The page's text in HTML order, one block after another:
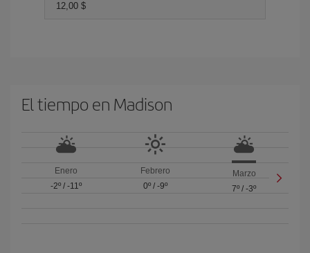
12,00 $
El tiempo en Madison
Enero
-2º/ -11º
Febrero
0º/ -9º
Marzo
7º /-3º